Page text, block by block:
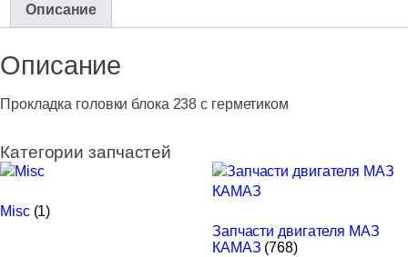
Описание
Описание
Прокладка головки блока 238 с герметиком
Категории запчастей
Misc (1)
Запчасти двигателя МАЗ
КАМАЗ (768)